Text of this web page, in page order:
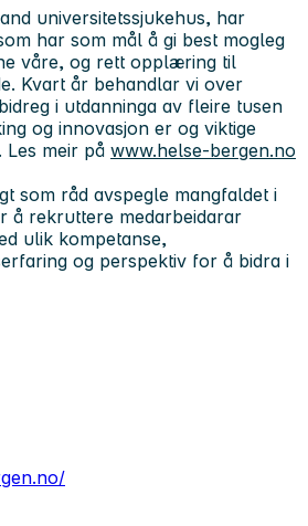
universitetssjukehus, har
har som mål å gi best mogleg
våre, og rett opplæring til
Kvart år behandlar vi over
i utdanninga av fleire tusen
og innovasjon er og viktige
Les meir på www.helse-bergen.no
som råd avspegle mangfaldet i
å rekruttere medarbeidarar
ulik kompetanse,
og perspektiv for å bidra i